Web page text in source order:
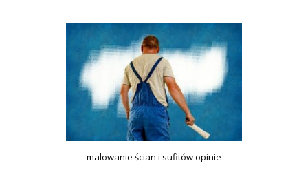
malowanie ścian i sufitów opinie